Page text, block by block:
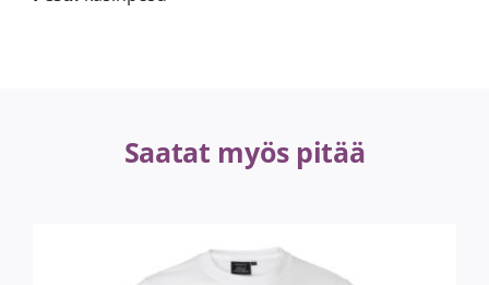
Saatat myös pitää